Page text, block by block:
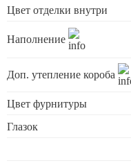
Цвет отделки внутри
Наполнение
Доп. утепление короба
Цвет фурнитуры
Глазок